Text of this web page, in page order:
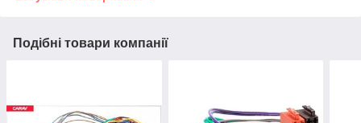
Подібні товари компанії